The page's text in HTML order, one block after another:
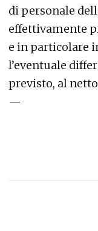
di personale
effettivamente
e in particolare
l’eventuale
previsto, al
—